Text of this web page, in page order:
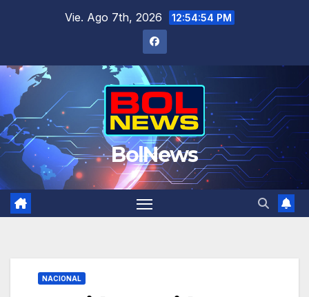
Vie. Ago 7th, 2026 12:54:54 PM
BolNews
NACIONAL